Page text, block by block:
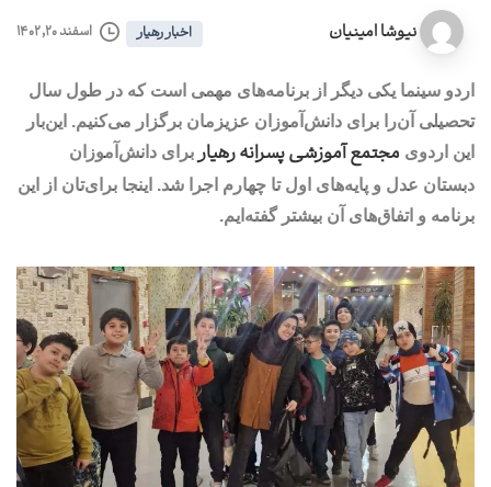
نیوشا امینیان اخبار رهیار اسفند ۲۰, ۱۴۰۲
اردو سینما یکی دیگر از برنامه‌های مهمی است که در طول سال
تحصیلی آن‌را برای دانش‌آموزان عزیز‌مان برگزار می‌کنیم. این‌بار
این اردوی مجتمع آموزشی پسرانه رهیار برای دانش‌آموزان
دبستان عدل و پایه‌های اول تا چهارم اجرا شد. اینجا برای‌تان از این
برنامه و اتفاق‌های آن بیشتر گفته‌ایم.